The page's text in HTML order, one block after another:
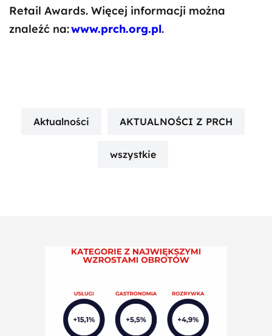
Retail Awards. Więcej informacji można
znaleźć na:www.prch.org.pl.
Aktualności AKTUALNOŚCI Z PRCH
wszystkie